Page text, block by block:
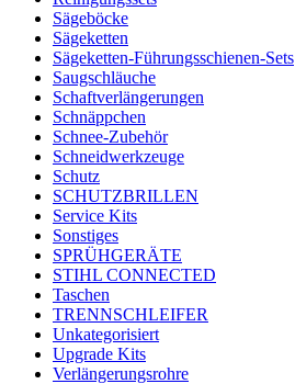
Sägeböcke
Sägeketten
Sägeketten-Führungsschienen-Sets
Saugschläuche
Schaftverlängerungen
Schnäppchen
Schnee-Zubehör
Schneidwerkzeuge
Schutz
SCHUTZBRILLEN
Service Kits
Sonstiges
SPRÜHGERÄTE
STIHL CONNECTED
Taschen
TRENNSCHLEIFER
Unkategorisiert
Upgrade Kits
Verlängerungsrohre